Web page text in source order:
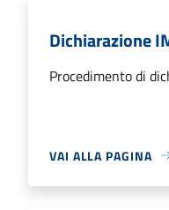
Dichiarazione
Procedimento di
VAI ALLA PAGINA